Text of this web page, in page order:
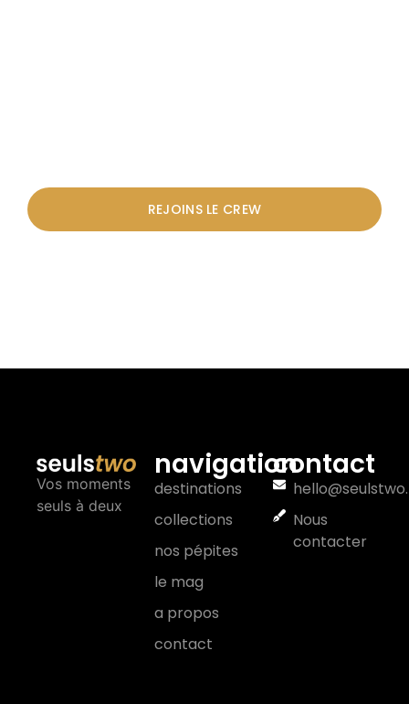
REJOINS LE CREW
Vos moments
seuls à deux
navigation
destinations
collections
nos pépites
le mag
a propos
contact
contact
Nous
contacter